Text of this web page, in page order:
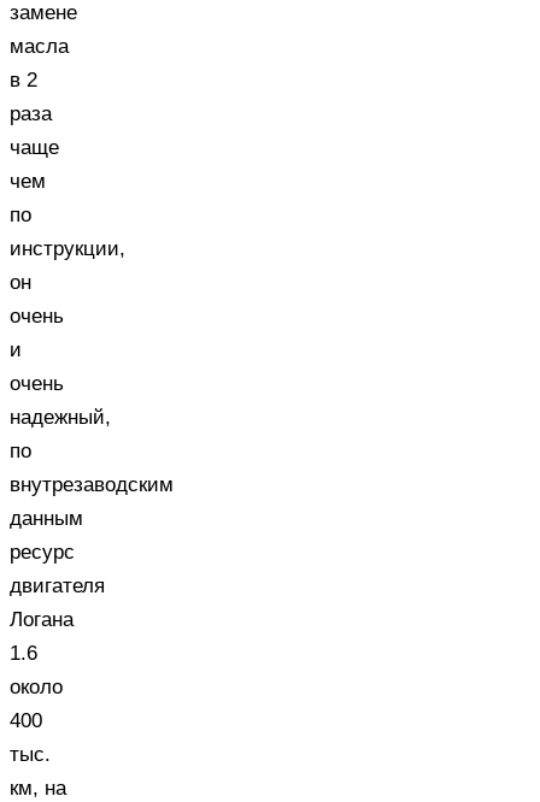
замене
масла
в 2
раза
чаще
чем
по
инструкции,
он
очень
и
очень
надежный,
по
внутрезаводским
данным
ресурс
двигателя
Логана
1.6
около
400
тыс.
км, на